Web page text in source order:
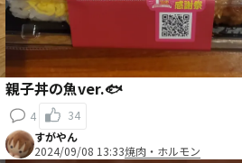
親子丼の魚ver.🐟
4 34
すがやん
2024/09/08 13:33焼肉・ホルモン